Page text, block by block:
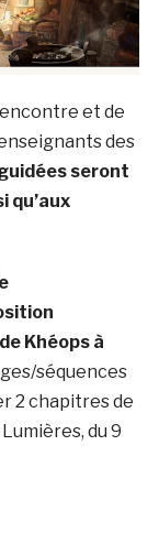
et de
des
seront
qu’aux
Khéops à
séquences
2 chapitres de
du 9